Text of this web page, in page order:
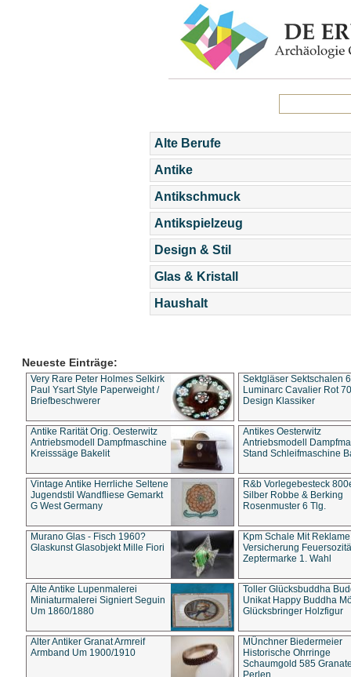
Alte Berufe
Antike
Antikschmuck
Antikspielzeug
Design & Stil
Glas & Kristall
Haushalt
Neueste Einträge:
Very Rare Peter Holmes Selkirk
Paul Ysart Style Paperweight /
Briefbeschwerer
Sektgläser Sektschalen
Luminarc Cavalier Rot
Design Klassiker
Antike Rarität Orig. Oesterwitz
Antriebsmodell Dampfmaschine
Kreisssäge Bakelit
Antikes Oesterwitz
Antriebsmodell
Stand Schleifmaschine
Vintage Antike Herrliche Seltene
Jugendstil Wandfliese Gemarkt
G West Germany
R&b Vorlegebesteck
Silber Robbe & Berking
Rosenmuster 6 Tlg.
Murano Glas - Fisch 1960?
Glaskunst Glasobjekt Mille Fiori
Kpm Schale Mit Reklame
Versicherung
Zeptermarke 1. Wahl
Alte Antike Lupenmalerei
Miniaturmalerei Signiert Seguin
Um 1860/1880
Toller Glücksbuddha
Unikat Happy Buddha
Glücksbringer Holzfigur
Alter Antiker Granat Armreif
Armband Um 1900/1910
MÜnchner Biedermeier
Historische Ohrringe
Schaumgold 585
Perlen